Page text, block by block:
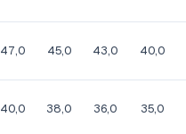
47,0 45,0 43,0 40,0
40,0 38,0 36,0 35,0